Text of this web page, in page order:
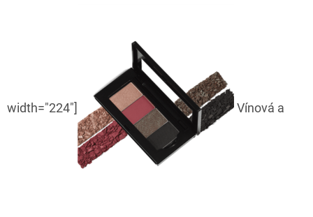
width="224"] Vínová a